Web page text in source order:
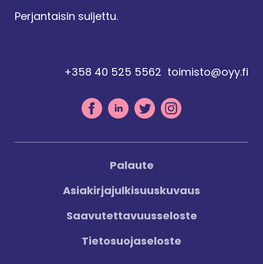
Perjantaisin suljettu.
+358 40 525 5562 toimisto@oyy.fi
Palaute
Asiakirjajulkisuuskuvaus
Saavutettavuusseloste
Tietosuojaseloste